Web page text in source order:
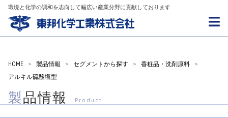
環境と化学の調和を志向して幅広い産業分野に貢献しております
HOME > 製品情報 > セグメントから探す > 香粧品・洗剤原料
>
アルキル硫酸塩型
製品情報 Product